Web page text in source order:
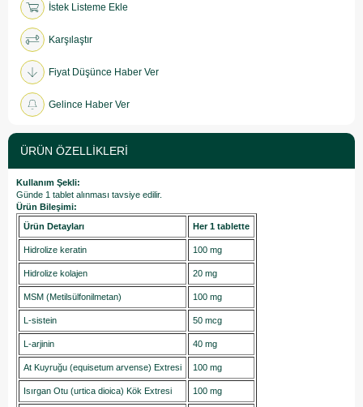
İstek Listeme Ekle
Karşılaştır
Fiyat Düşünce Haber Ver
Gelince Haber Ver
ÜRÜN ÖZELLIKLERI
Kullanım Şekli:
Günde 1 tablet alınması tavsiye edilir.
Ürün Bileşimi:
Ürün Detayları
Her 1 tablette
Hidrolize keratin 100 mg
Hidrolize kolajen 20 mg
MSM (Metilsülfonilmetan) 100 mg
L-sistein 50 mcg
L-arjinin 40 mg
At Kuyruğu (equisetum arvense) Extresi 100 mg
Isırgan Otu (urtica dioica) Kök Extresi 100 mg